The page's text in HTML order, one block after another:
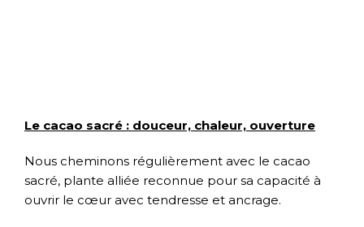
Le cacao sacré : douceur, chaleur, ouverture
Nous cheminons régulièrement avec le cacao
sacré, plante alliée reconnue pour sa capacité à
ouvrir le cœur avec tendresse et ancrage.